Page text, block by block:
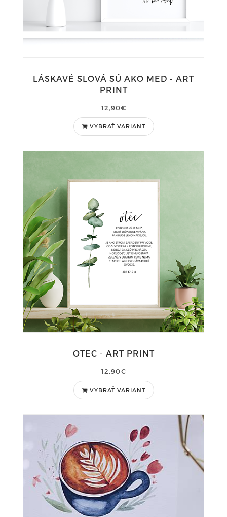
LÁSKAVÉ SLOVÁ SÚ AKO MED - ART
PRINT
12,90€
VYBRAŤ VARIANT
OTEC - ART PRINT
12,90€
VYBRAŤ VARIANT